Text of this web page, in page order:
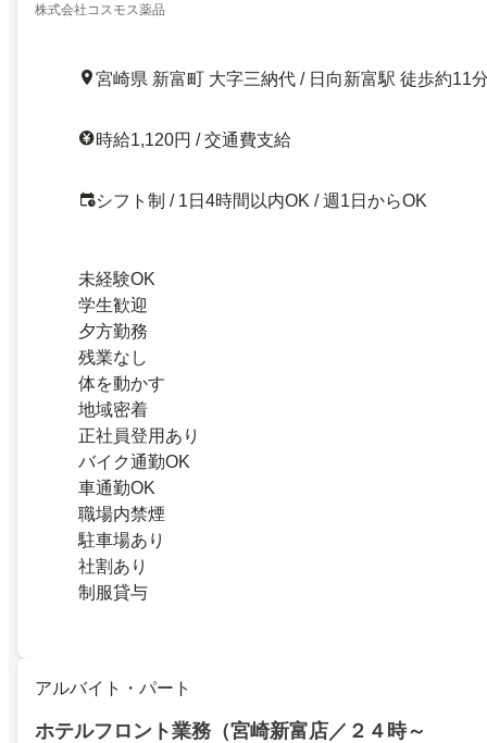
株式会社コスモス薬品
宮崎県 新富町 大字三納代 / 日向新富駅 徒歩約11
時給1,120円 / 交通費支給
シフト制 / 1日4時間以内OK / 週1日からOK
未経験OK
学生歓迎
夕方勤務
残業なし
体を動かす
地域密着
正社員登用あり
バイク通勤OK
車通勤OK
職場内禁煙
駐車場あり
社割あり
制服貸与
アルバイト・パート
ホテルフロント業務（宮崎新富店／２４時～